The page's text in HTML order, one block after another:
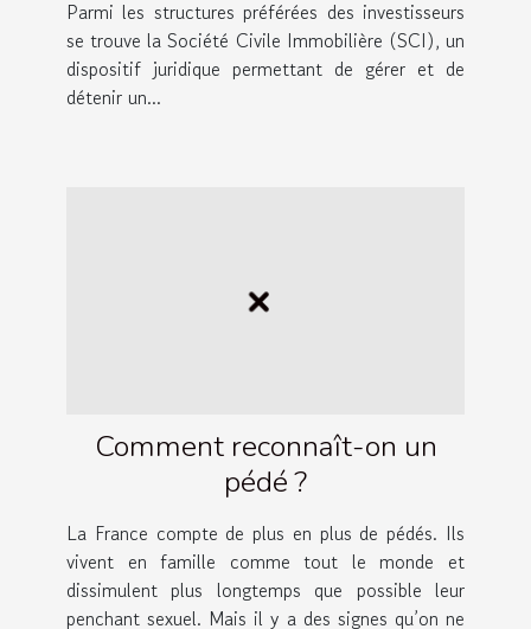
Parmi les structures préférées des investisseurs
se trouve la Société Civile Immobilière (SCI), un
dispositif juridique permettant de gérer et de
détenir un...
Comment reconnaît-on un
pédé ?
La France compte de plus en plus de pédés. Ils
vivent en famille comme tout le monde et
dissimulent plus longtemps que possible leur
penchant sexuel. Mais il y a des signes qu’on ne